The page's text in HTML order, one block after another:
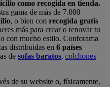
como recogida en tienda.
gama de más de 7.000
, o bien con recogida gratis
más para crear o renovar tu
con mucho estilo. Conforama
distribuidas en 6 países
de sofas baratos, colchones
de su website o, físicamente,